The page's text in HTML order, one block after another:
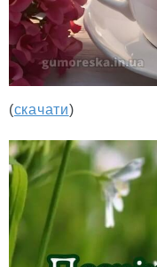
(скачати)